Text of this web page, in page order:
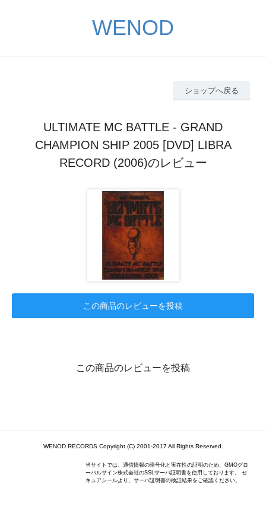
WENOD
ショップへ戻る
ULTIMATE MC BATTLE - GRAND
CHAMPION SHIP 2005 [DVD] LIBRA
RECORD (2006)のレビュー
この商品のレビューを投稿
この商品のレビューを投稿
WENOD RECORDS Copyright (C) 2001-2017 All Rights Reserved.
当サイトでは、通信情報の暗号化と実在性の証明のため、GMOグロ
ーバルサイン株式会社のSSLサーバ証明書を使用しております。 セ
キュアシールより、サーバ証明書の検証結果をご確認ください。